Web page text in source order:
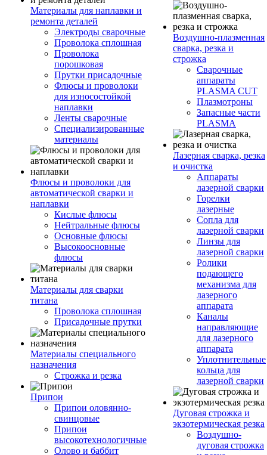
Материалы для наплавки и
ремонта деталей
Электроды сварочные
Проволока сплошная
Проволока
порошковая
Прутки присадочные
Флюсы и проволоки
для износостойкой
наплавки
Ленты сварочные
Специализированные
материалы
Флюсы и проволоки для
автоматической сварки и
наплавки
Кислые флюсы
Нейтральные флюсы
Основные флюсы
Высокоосновные
флюсы
Материалы для сварки
титана
Проволока сплошная
Присадочные прутки
Материалы специального
назначения
Строжка и резка
Припои
Припои оловянно-
свинцовые
Припои
высокотехнологичные
Олово и баббит
Воздушно-плазменная
сварка, резка и
строжка
Сварочные
аппараты
PLASMA CUT
Плазмотроны
Запасные части
PLASMA
Лазерная сварка, резка
и очистка
Аппараты
лазерной сварки
Горелки
лазерные
Сопла для
лазерной сварки
Линзы для
лазерной сварки
Ролики
подающего
механизма для
лазерного
аппарата
Каналы
направляющие
для лазерного
аппарата
Уплотнительные
кольца для
лазерной сварки
Дуговая строжка и
экзотермическая резка
Воздушно-
дуговая строжка